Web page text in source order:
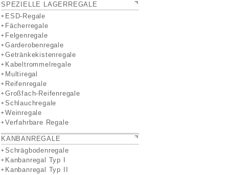
SPEZIELLE LAGERREGALE
ESD-Regale
Fächerregale
Felgenregale
Garderobenregale
Getränkekistenregale
Kabeltrommelregale
Multiregal
Reifenregale
Großfach-Reifenregale
Schlauchregale
Weinregale
Verfahrbare Regale
KANBANREGALE
Schrägbodenregale
Kanbanregal Typ I
Kanbanregal Typ II